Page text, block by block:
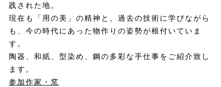
践された地。
現在も「用の美」の精神と、過去の技術に学びながら
も、今の時代にあった物作りの姿勢が根付いていま
す。
陶器、和紙、型染め、鋼の多彩な手仕事をご紹介致し
ます。
参加作家・窯